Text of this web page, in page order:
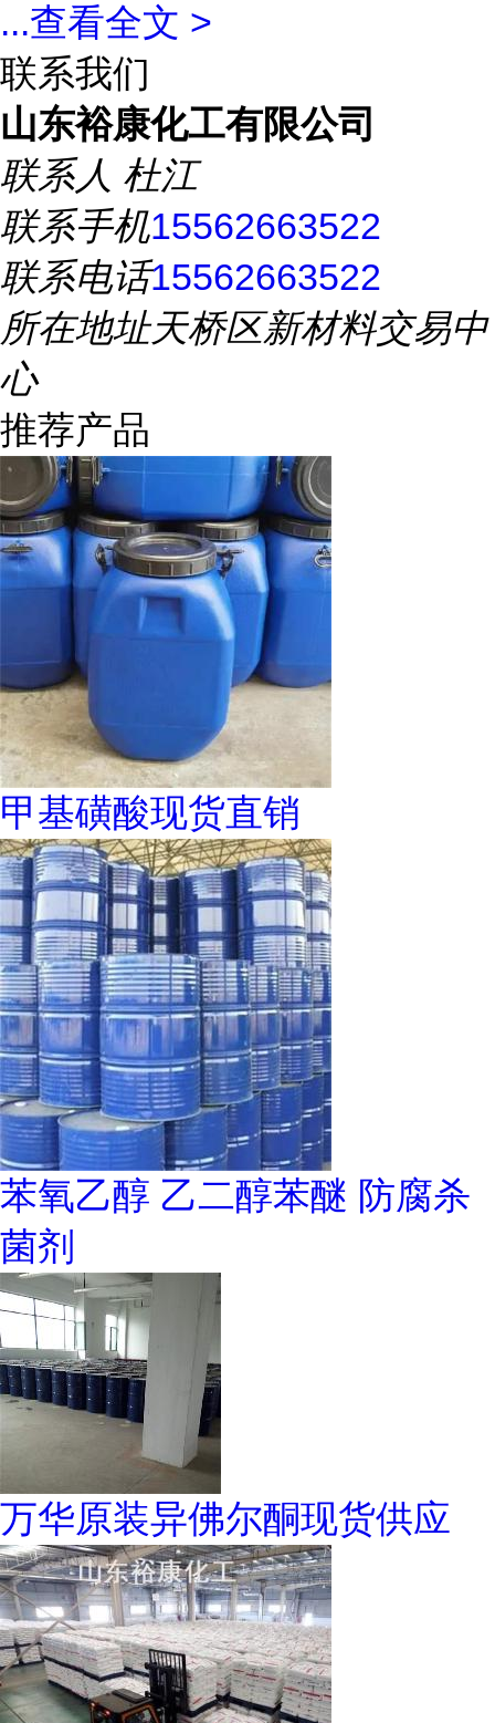
...查看全文 >
联系我们
山东裕康化工有限公司
联系人 杜江
联系手机15562663522
联系电话15562663522
所在地址天桥区新材料交易中
心
推荐产品
甲基磺酸现货直销
苯氧乙醇 乙二醇苯醚 防腐杀
菌剂
万华原装异佛尔酮现货供应